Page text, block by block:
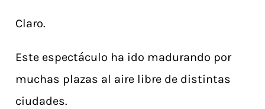
Claro.
Este espectáculo ha ido madurando por
muchas plazas al aire libre de distintas
ciudades.